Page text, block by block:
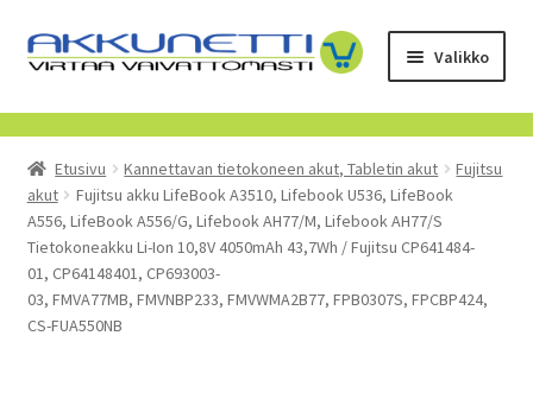
Siirry
navigointiin
Siirry
sisältöön
Valikko
Kauppa
Tietoa meistä
Yrityksille
Toimitusehdot
Etusivu Kannettavan tietokoneen akut, Tabletin akut
Fujitsu
akut
Fujitsu akku LifeBook A3510, Lifebook U536, LifeBook
A556, LifeBook A556/G, Lifebook AH77/M, Lifebook AH77/S
Tietokoneakku Li-Ion 10,8V 4050mAh 43,7Wh / Fujitsu CP641484-
01, CP64148401, CP693003-
03, FMVA77MB, FMVNBP233, FMVWMA2B77, FPB0307S, FPCBP424,
CS-FUA550NB